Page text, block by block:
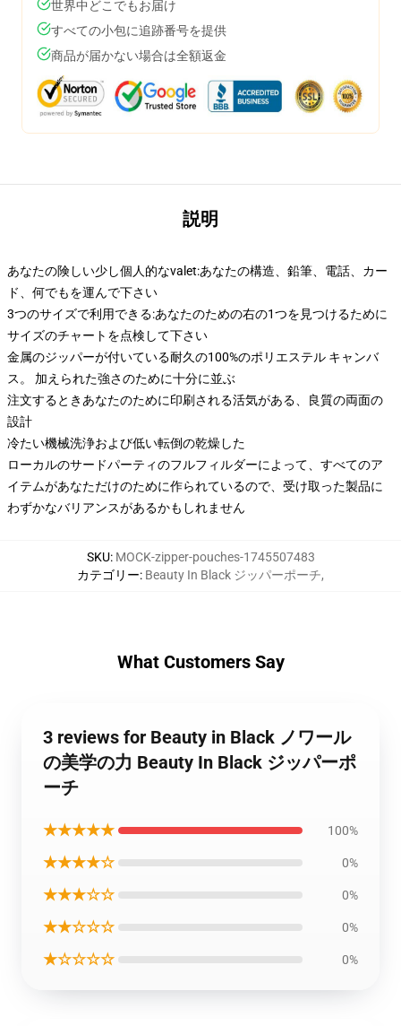
世界中どこでもお届け
すべての小包に追跡番号を提供
商品が届かない場合は全額返金
説明
あなたの険しい少し個人的なvalet:あなたの構造、鉛筆、電話、カー
ド、何でもを運んで下さい
3つのサイズで利用できる:あなたのための右の1つを見つけるために
サイズのチャートを点検して下さい
金属のジッパーが付いている耐久の100%のポリエステル キャンバ
ス。 加えられた強さのために十分に並ぶ
注文するときあなたのために印刷される活気がある、良質の両面の
設計
冷たい機械洗浄および低い転倒の乾燥した
ローカルのサードパーティのフルフィルダーによって、すべてのア
イテムがあなただけのために作られているので、受け取った製品に
わずかなバリアンスがあるかもしれません
SKU: MOCK-zipper-pouches-1745507483
カテゴリー: Beauty In Black ジッパーポーチ,
What Customers Say
3 reviews for Beauty in Black ノワール
の美学の力 Beauty In Black ジッパーポ
ーチ
★★★★★ 100%
★★★★☆ 0%
★★★☆☆ 0%
★★☆☆☆ 0%
★☆☆☆☆ 0%